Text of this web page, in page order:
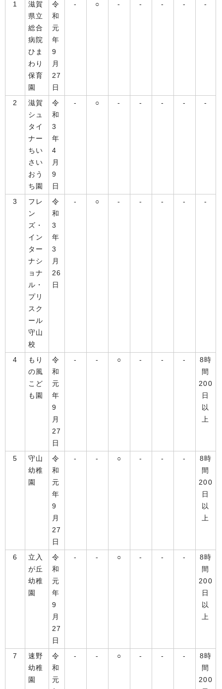
1
滋賀
県立
総合
病院
ひま
わり
保育
園
令
和
元
年
9
月
27
日
- ○ - - - - -
2
滋賀
シュ
タイ
ナー
ちい
さい
おう
ち園
令
和
3
年
4
月
9
日
- ○ - - - - -
3
フレ
ン
ズ・
イン
ター
ナシ
ョナ
ル・
プリ
スク
ール
守山
校
令
和
3
年
3
月
26
日
- ○ - - - - -
4
もり
の風
こど
も園
令
和
元
年
9
月
27
日
- - ○ - - -
8時
間
200
日
以
上
5
守山
幼稚
園
令
和
元
年
9
月
27
日
- - ○ - - -
8時
間
200
日
以
上
6
立入
が丘
幼稚
園
令
和
元
年
9
月
27
日
- - ○ - - -
8時
間
200
日
以
上
7
速野
幼稚
園
令
和
元
- - ○ - - -
8時
間
200